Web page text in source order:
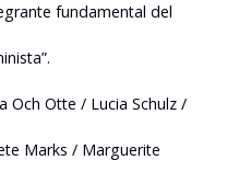
fundamental del
Och Otte / Lucia Schulz /
Marks / Marguerite